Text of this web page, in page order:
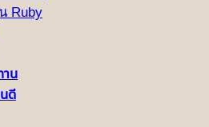
Ruby
าน
ดี